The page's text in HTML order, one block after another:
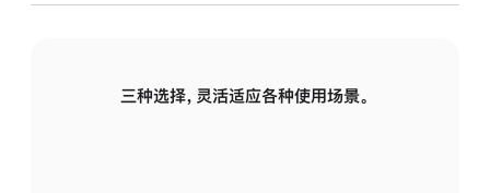
三种选择，灵活适应各种使用场景。